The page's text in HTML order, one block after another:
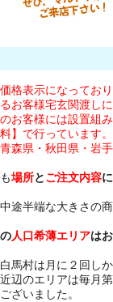
格表示になっており
お客様宅玄関渡しに
お客様には設置組
】で行っています。
森県・秋田県・岩
場所とご注文内容
途半端な大きさの
人口希薄エリアは
馬村は月に２回し
辺のエリアは毎月
ざいました。